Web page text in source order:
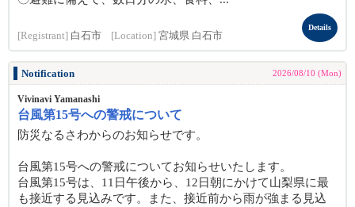
[Registrant] 白石市 [Location] 宮城県 白石市
Details
Notification 2026/08/10 (Mon)
Vivinavi Yamanashi
台風第15号への警戒について
防災なるさわからのお知らせです。
台風第15号への警戒についてお知らせいたします。
台風第15号は、11日午後から、12日朝にかけて山梨県に最
も接近する見込みです。また、接近前から雨が強まる見込